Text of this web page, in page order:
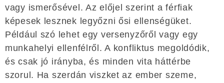
vagy ismerősével. Az előjel szerint a férfiak
képesek lesznek legyőzni ősi ellenségüket.
Például szó lehet egy versenyzőről vagy egy
munkahelyi ellenfélről. A konfliktus megoldódik,
és csak jó irányba, és minden vita háttérbe
szorul. Ha szerdán viszket az ember szeme,